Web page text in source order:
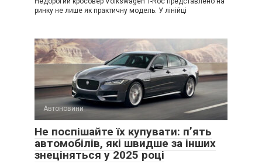
ринку не лише як практичну модель. У лінійці
Автоновини
Не поспішайте їх купувати: п’ять
автомобілів, які швидше за інших
знеціняться у 2025 році